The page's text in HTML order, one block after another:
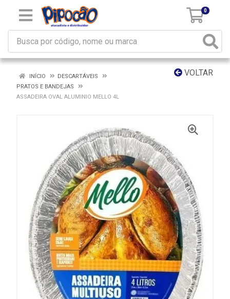
0
VOLTAR
INÍCIO
DESCARTÁVEIS
PRATOS E BANDEJAS
ASSADEIRA OVAL ALUMINIO MELLO 4L